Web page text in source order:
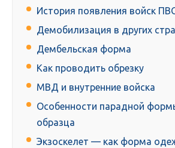
История появления войск
Демобилизация в других
Дембельская форма
Как проводить обрезку
МВД и внутренние войска
Особенности парадной
образца
Экзоскелет — как форма